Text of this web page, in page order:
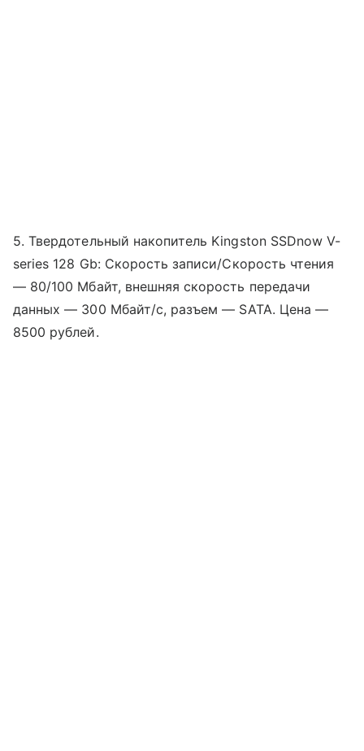
5. Твердотельный накопитель Kingston SSDnow V-
series 128 Gb: Скорость записи/Скорость чтения
— 80/100 Мбайт, внешняя скорость передачи
данных — 300 Мбайт/с, разъем — SATA. Цена —
8500 рублей.